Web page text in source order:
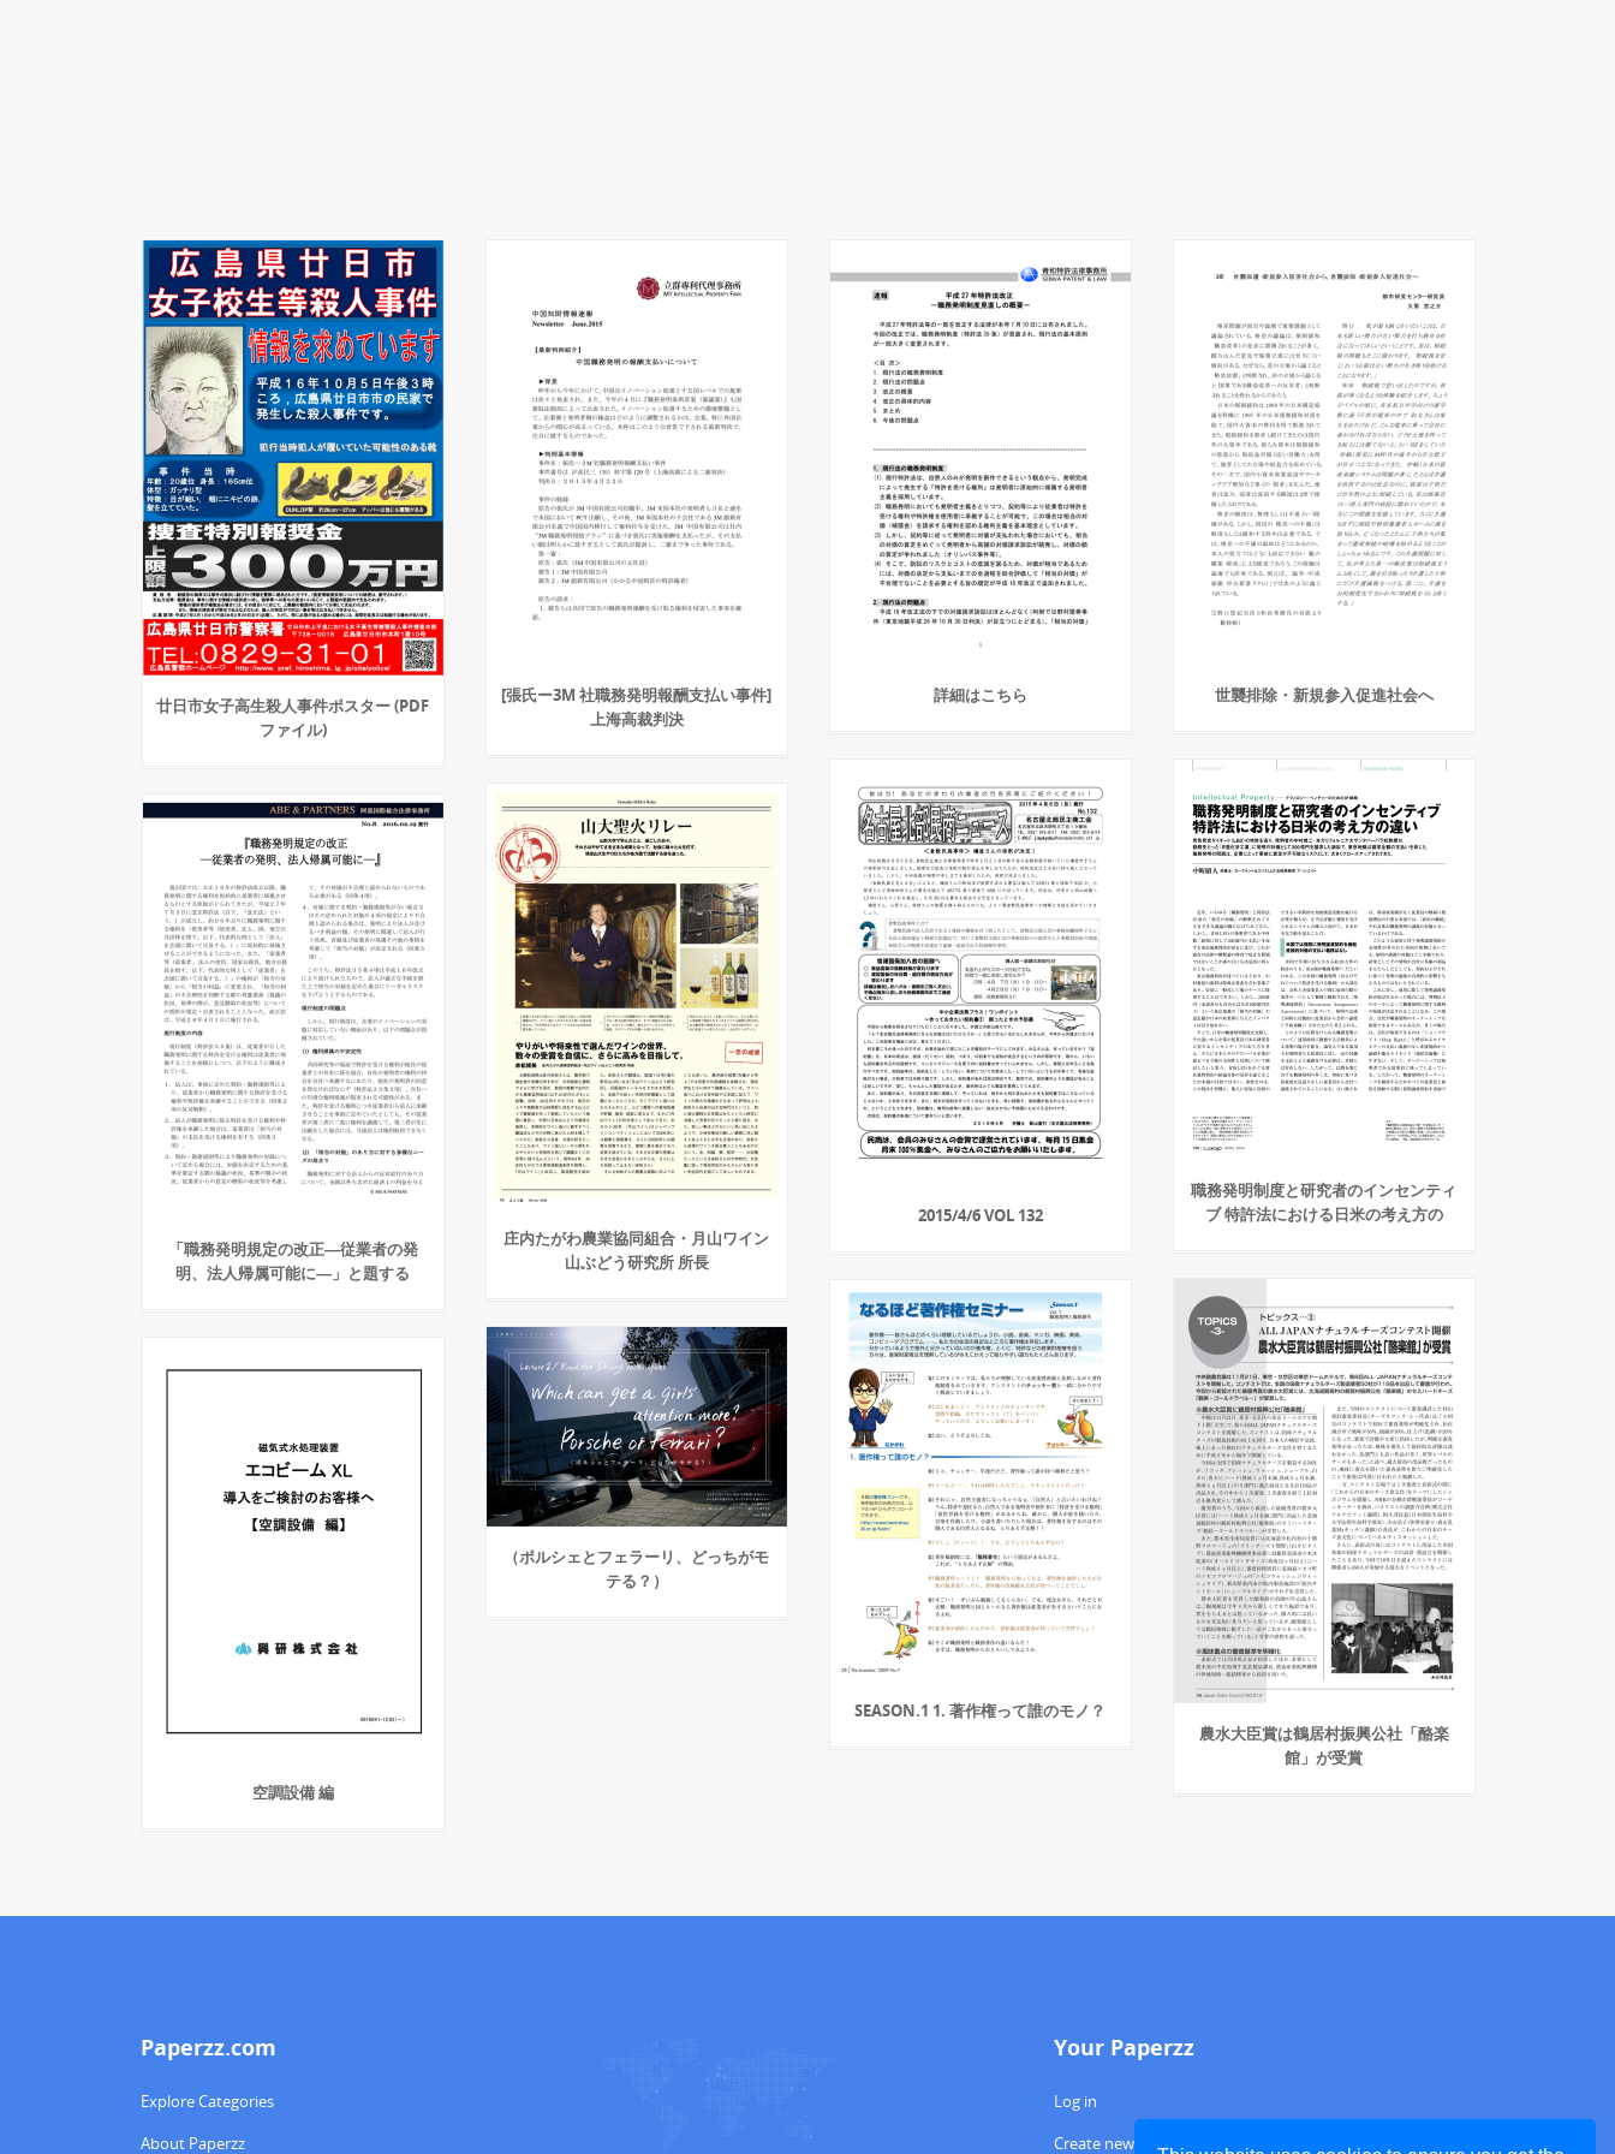
廿日市女子高生殺人事件ポスター (PDF
ファイル)
[張氏ー3M 社職務発明報酬支払い事件]
上海高裁判決
詳細はこちら 世襲排除・新規参入促進社会へ
2015/4/6 VOL 132
職務発明制度と研究者のインセンティ
ブ 特許法における日米の考え方の
庄内たがわ農業協同組合・月山ワイン
山ぶどう研究所 所長
「職務発明規定の改正―従業者の発
明、法人帰属可能に―」と題する
農水大臣賞は鶴居村振興公社「酪楽
館」が受賞
SEASON.1 1. 著作権って誰のモノ？
（ポルシェとフェラーリ、どっちがモ
テる？）
空調設備 編
Paperzz.com
Explore Categories
About Paperzz
Your Paperzz
Log in
Create new account